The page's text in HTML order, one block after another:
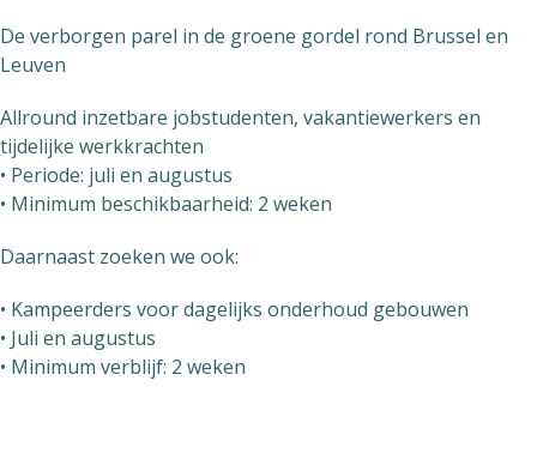
De verborgen parel in de groene gordel rond Brussel en
Leuven
Allround inzetbare jobstudenten, vakantiewerkers en
tijdelijke werkkrachten
• Periode: juli en augustus
• Minimum beschikbaarheid: 2 weken
Daarnaast zoeken we ook:
• Kampeerders voor dagelijks onderhoud gebouwen
• Juli en augustus
• Minimum verblijf: 2 weken